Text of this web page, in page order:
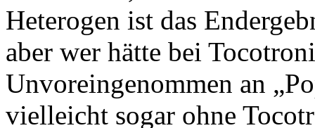
Heterogen ist das
aber wer hätte bei
Unvoreingenommen an
vielleicht sogar ohne